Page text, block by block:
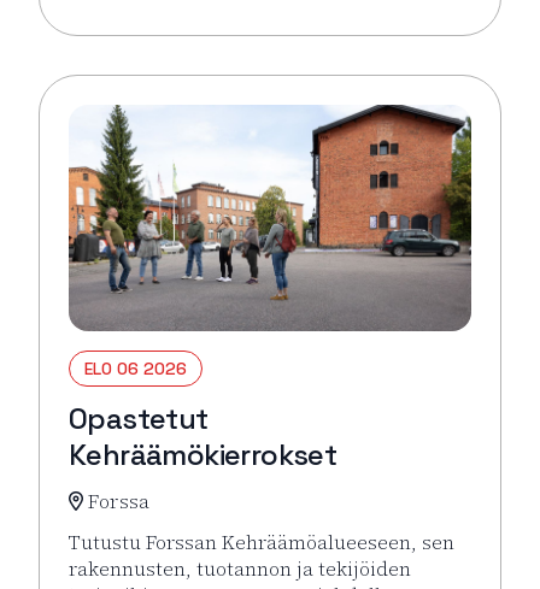
ELO 06 2026
Opastetut
Kehräämökierrokset
Forssa
Tutustu Forssan Kehräämöalueeseen, sen
rakennusten, tuotannon ja tekijöiden